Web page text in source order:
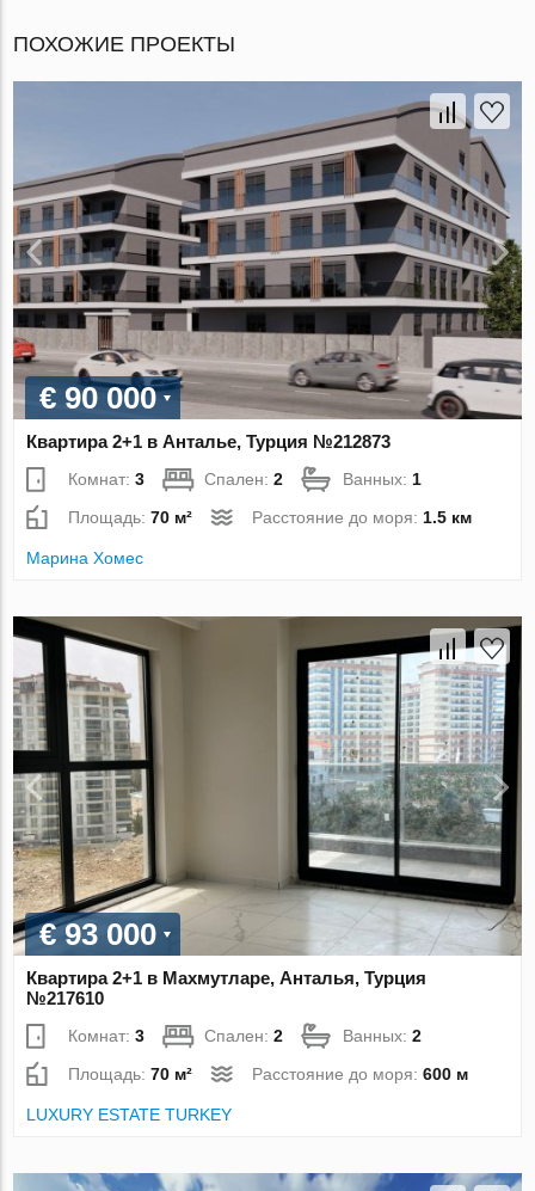
ПОХОЖИЕ ПРОЕКТЫ
€ 90 000
Квартира 2+1 в Анталье, Турция №212873
Комнат:3 Спален:2 Ванных:1
Площадь:70 м² Расстояние до моря:1.5 км
Марина Хомес
€ 93 000
Квартира 2+1 в Махмутларе, Анталья, Турция
№217610
Комнат:3 Спален:2 Ванных:2
Площадь:70 м² Расстояние до моря:600 м
LUXURY ESTATE TURKEY